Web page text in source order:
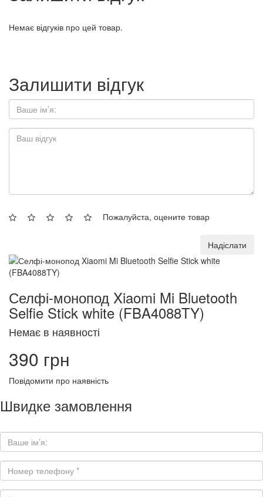
Немає відгуків про цей товар.
Залишити відгук
Пожалуйста, оцените товар
Надіслати
Селфі-монопод Xiaomi Mi Bluetooth
Selfie Stick white (FBA4088TY)
Немає в наявності
390 грн
Повідомити про наявність
Швидке замовлення